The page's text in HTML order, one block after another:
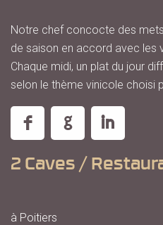
Notre chef concocte des
de saison en accord avec les
Chaque midi, un plat du jour
selon le thème vinicole choisi
2 Caves /
à Poitiers